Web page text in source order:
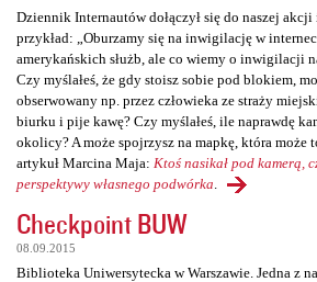
Dziennik Internautów dołączył się do naszej akcji
przykład: „Oburzamy się na inwigilację w
amerykańskich służb, ale co wiemy o inwigilacji
Czy myślałeś, że gdy stoisz sobie pod blokiem,
obserwowany np. przez człowieka ze straży
biurku i pije kawę? Czy myślałeś, ile naprawdę
okolicy? A może spojrzysz na mapkę, która może
artykuł Marcina Maja: Ktoś nasikał pod kamerą,
perspektywy własnego podwórka
Checkpoint BUW
08.09.2015
Biblioteka Uniwersytecka w Warszawie. Jedna z